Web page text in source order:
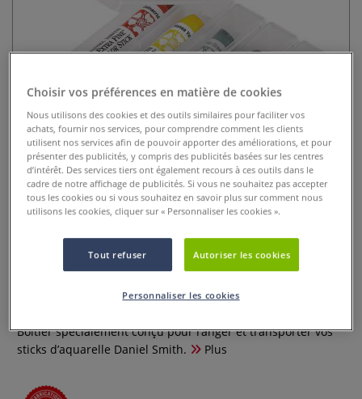
Boîtier vide pour stick d’aquarelle
0 Commentaires
Boîtier spécialement conçu pour ranger et transporter vos
sticks d’aquarelle Daniel Smith.
Plus
Choisir vos préférences en matière de cookies
Nous utilisons des cookies et des outils similaires pour faciliter vos
achats, fournir nos services, pour comprendre comment les clients
utilisent nos services afin de pouvoir apporter des améliorations, et pour
présenter des publicités, y compris des publicités basées sur les centres
d’intérêt. Des services tiers ont également recours à ces outils dans le
cadre de notre affichage de publicités. Si vous ne souhaitez pas accepter
tous les cookies ou si vous souhaitez en savoir plus sur comment nous
utilisons les cookies, cliquer sur « Personnaliser les cookies ».
Tout refuser Autoriser les cookies
Personnaliser les cookies